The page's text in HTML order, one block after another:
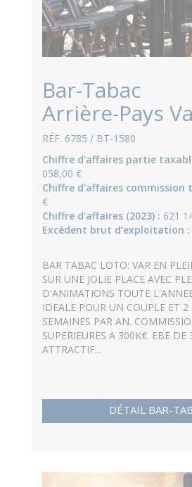
Bar-Tabac
Arrière-Pays
RÉF. 6785 / BT-1580
Chiffre d'affaires partie
058,00 €
Chiffre d'affaires commission
€
Chiffre d'affaires (2023) : 621
Excédent brut d’exploitation :
BAR TABAC LOTO: VAR EN
SUR UNE JOLIE PLACE AVEC
D'ANIMATIONS TOUTE
IDEALE POUR UN COUPLE ET 2
SEMAINES PAR AN.
SUPERIEURES A 300K€. EBE DE
ATTRACTIF...
DÉTAIL BAR-